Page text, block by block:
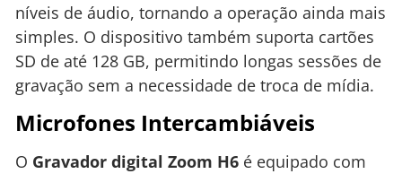
níveis de áudio, tornando a operação ainda mais
simples. O dispositivo também suporta cartões
SD de até 128 GB, permitindo longas sessões de
gravação sem a necessidade de troca de mídia.
Microfones Intercambiáveis
O Gravador digital Zoom H6 é equipado com